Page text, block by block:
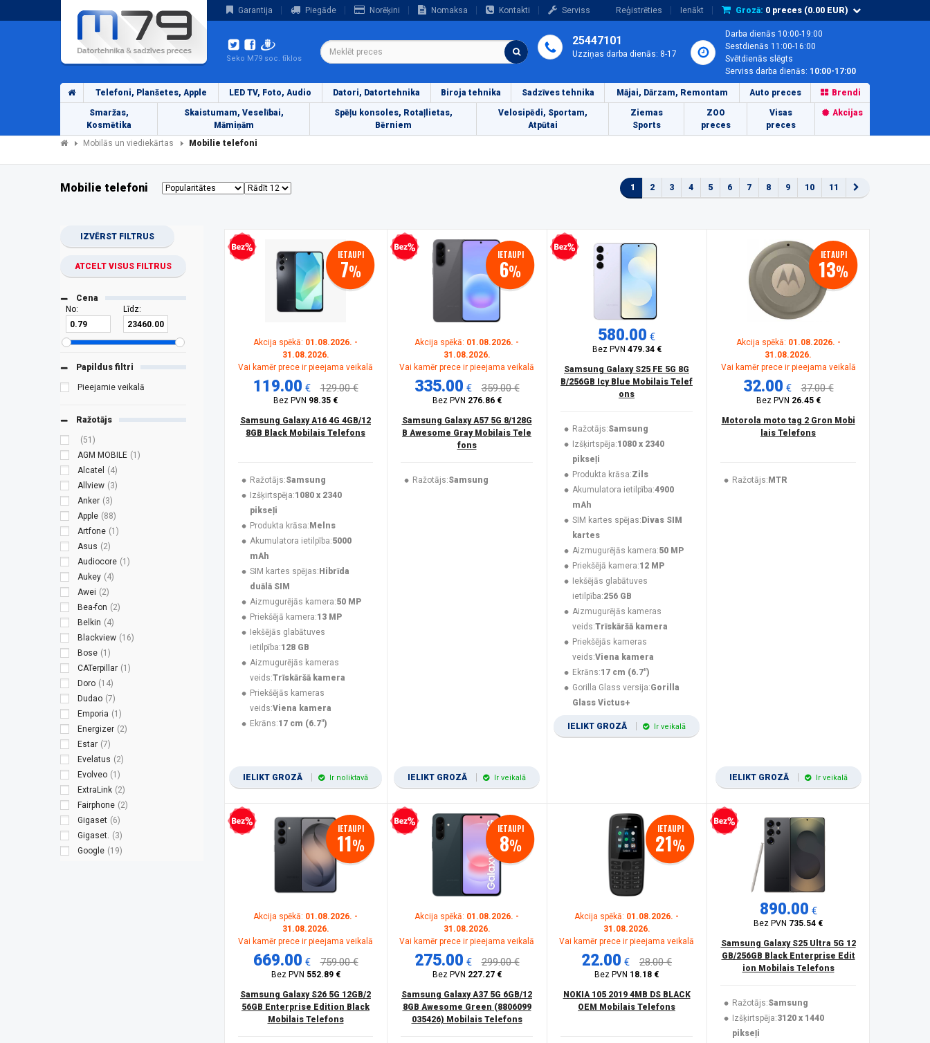
Garantija Piegāde Norēķini Nomaksa Kontakti Serviss Reģistrēties Ienākt Grozā: 0 preces (0.00 EUR)
Seko M79 soc. tīklos
25447101
Uzziņas darba dienās: 8-17
Darba dienās 10:00-19:00
Sestdienās 11:00-16:00
Svētdienās slēgts
Serviss darba dienās: 10:00-17:00
Telefoni, Planšetes, Apple LED TV, Foto, Audio Datori, Datortehnika Biroja tehnika Sadzīves tehnika Mājai, Dārzam, Remontam Auto preces Brendi
Smaržas,
Kosmētika
Skaistumam, Veselībai,
Māmiņām
Spēļu konsoles, Rotaļlietas,
Bērniem
Velosipēdi, Sportam,
Atpūtai
Ziemas
Sports
ZOO
preces
Visas
preces
Akcijas
Mobilās un viediekārtas Mobilie telefoni
Mobilie telefoni 1 2 3 4 5 6 7 8 9 10 11
IZVĒRST FILTRUS
ATCELT VISUS FILTRUS
Cena
No:
Līdz:
Papildus filtri
Pieejamie veikalā
Ražotājs
(51)
AGM MOBILE (1)
Alcatel (4)
Allview (3)
Anker (3)
Apple (88)
Artfone (1)
Asus (2)
Audiocore (1)
Aukey (4)
Awei (2)
Bea-fon (2)
Belkin (4)
Blackview (16)
Bose (1)
CATerpillar (1)
Doro (14)
Dudao (7)
Emporia (1)
Energizer (2)
Estar (7)
Evelatus (2)
Evolveo (1)
ExtraLink (2)
Fairphone (2)
Gigaset (6)
Gigaset. (3)
Google (19)
Bezprocentu kredīts IETAUPI
7%
Akcija spēkā: 01.08.2026. -
31.08.2026.
Vai kamēr prece ir pieejama veikalā
119.00 € 129.00 €
Bez PVN 98.35 €
Samsung Galaxy A16 4G 4GB/12
8GB Black Mobilais Telefons
Ražotājs:Samsung
Izšķirtspēja:1080 x 2340
pikseļi
Produkta krāsa: Melns
Akumulatora ietilpība:5000
mAh
SIM kartes spējas: Hibrīda
duālā SIM
Aizmugurējās kamera:50 MP
Priekšējā kamera:13 MP
Iekšējās glabātuves
ietilpība:128 GB
Aizmugurējās kameras
veids:Trīskāršā kamera
Priekšējās kameras
veids:Viena kamera
Ekrāns:17 cm (6.7")
IELIKT GROZĀ Ir noliktavā
Bezprocentu kredīts IETAUPI
6%
Akcija spēkā: 01.08.2026. -
31.08.2026.
Vai kamēr prece ir pieejama veikalā
335.00 € 359.00 €
Bez PVN 276.86 €
Samsung Galaxy A57 5G 8/128G
B Awesome Gray Mobilais Tele
fons
Ražotājs:Samsung
IELIKT GROZĀ Ir veikalā
Bezprocentu kredīts
580.00 €
Bez PVN 479.34 €
Samsung Galaxy S25 FE 5G 8G
B/256GB Icy Blue Mobilais Telef
ons
Ražotājs:Samsung
Izšķirtspēja:1080 x 2340
pikseļi
Produkta krāsa:Zils
Akumulatora ietilpība:4900
mAh
SIM kartes spējas: Divas SIM
kartes
Aizmugurējās kamera:50 MP
Priekšējā kamera:12 MP
Iekšējās glabātuves
ietilpība:256 GB
Aizmugurējās kameras
veids:Trīskāršā kamera
Priekšējās kameras
veids:Viena kamera
Ekrāns:17 cm (6.7")
Gorilla Glass versija:Gorilla
Glass Victus+
IELIKT GROZĀ Ir veikalā
IETAUPI
13%
Akcija spēkā: 01.08.2026. -
31.08.2026.
Vai kamēr prece ir pieejama veikalā
32.00 € 37.00 €
Bez PVN 26.45 €
Motorola moto tag 2 Gron Mobi
lais Telefons
Ražotājs: MTR
IELIKT GROZĀ Ir veikalā
Bezprocentu kredīts IETAUPI
11%
Akcija spēkā: 01.08.2026. -
31.08.2026.
Vai kamēr prece ir pieejama veikalā
669.00 € 759.00 €
Bez PVN 552.89 €
Samsung Galaxy S26 5G 12GB/2
56GB Enterprise Edition Black
Mobilais Telefons
Bezprocentu kredīts IETAUPI
8%
Akcija spēkā: 01.08.2026. -
31.08.2026.
Vai kamēr prece ir pieejama veikalā
275.00 € 299.00 €
Bez PVN 227.27 €
Samsung Galaxy A37 5G 6GB/12
8GB Awesome Green (8806099
035426) Mobilais Telefons
IETAUPI
21%
Akcija spēkā: 01.08.2026. -
31.08.2026.
Vai kamēr prece ir pieejama veikalā
22.00 € 28.00 €
Bez PVN 18.18 €
NOKIA 105 2019 4MB DS BLACK
OEM Mobilais Telefons
Bezprocentu kredīts
890.00 €
Bez PVN 735.54 €
Samsung Galaxy S25 Ultra 5G 12
GB/256GB Black Enterprise Edit
ion Mobilais Telefons
Ražotājs:Samsung
Izšķirtspēja:3120 x 1440
pikseļi